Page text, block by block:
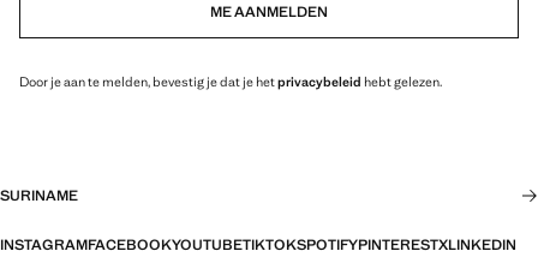
ME AANMELDEN
Door je aan te melden, bevestig je dat je hetprivacybeleid hebt gelezen.
SURINAME
INSTAGRAMFACEBOOKYOUTUBETIKTOKSPOTIFYPINTERESTXLINKEDIN